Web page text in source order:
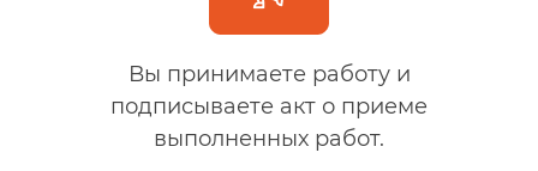
Вы принимаете работу и
подписываете акт о приеме
выполненных работ.